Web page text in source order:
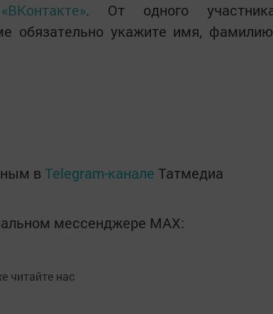
. От одного
обязательно укажите имя,
в Telegram-канале Татмедиа
мессенджере MАХ:
читайте нас